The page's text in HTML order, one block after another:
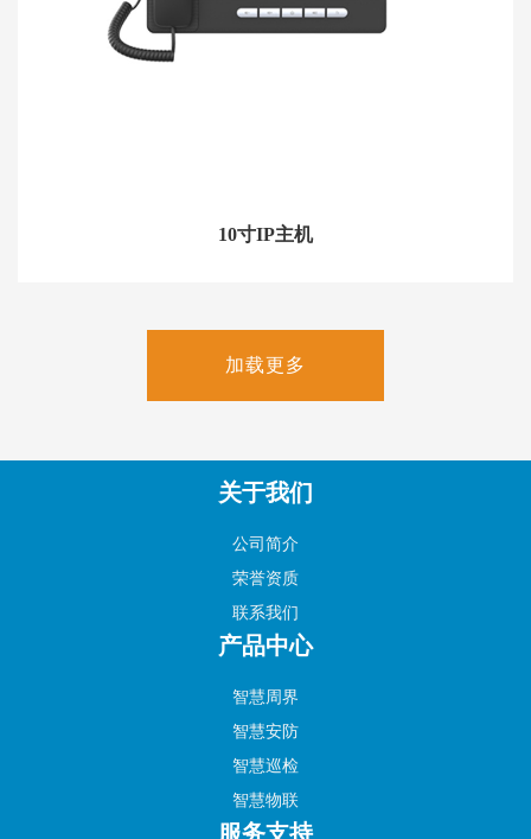
10寸IP主机
加载更多
关于我们
公司简介
荣誉资质
联系我们
产品中心
智慧周界
智慧安防
智慧巡检
智慧物联
服务支持